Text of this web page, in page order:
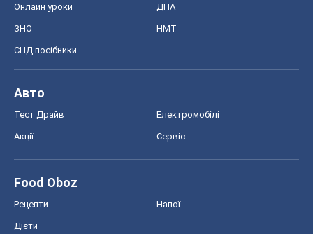
Онлайн уроки ДПА
ЗНО НМТ
СНД посібники
Авто
Тест Драйв Електромобілі
Акції Сервіс
Food Oboz
Рецепти Напої
Дієти